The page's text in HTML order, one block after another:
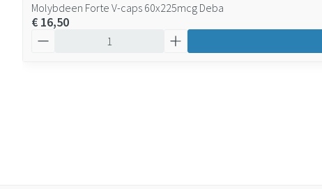
Molybdeen Forte V-caps 60x225mcg Deba
€ 16,50